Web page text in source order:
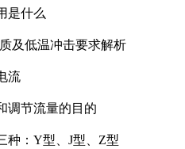
是什么
及低温冲击要求解析
流
调节流量的目的
种：Y型、J型、Z型